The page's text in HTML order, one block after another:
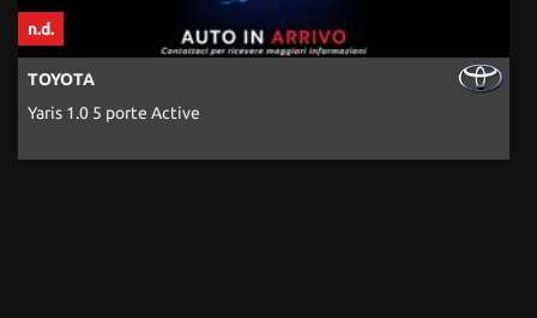
n.d.
TOYOTA
Yaris 1.0 5 porte Active